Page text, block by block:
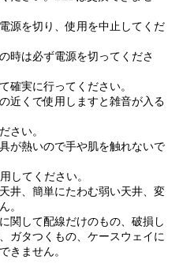
源を切り、使用を中止してくだ
時は必ず電源を切ってくださ
確実に行ってください。
近くで使用しますと雑音が入る
さい。
が熱いので手や肌を触れないで
してください。
井、簡単にたわむ弱い天井、変
。
関して配線だけのもの、破損し
ガタつくもの、ケースウェイに
きません。